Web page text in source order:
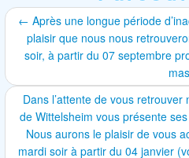
← Après une longue période
plaisir que nous nous
soir, à partir du 07 septembre
Dans l’attente de vous
de Wittelsheim vous présente
Nous aurons le plaisir de vous
mardi soir à partir du 04 janvier